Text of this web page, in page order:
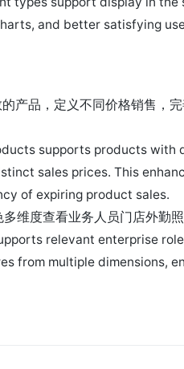
and better satisfying
产品，定义不同价格销售，
supports products with
sales prices. This
of expiring product sales.
维度查看业务人员门店外勤
relevant enterprise
from multiple dimensions,